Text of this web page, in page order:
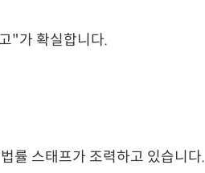
"가 확실합니다.
률 스태프가 조력하고 있습니다.